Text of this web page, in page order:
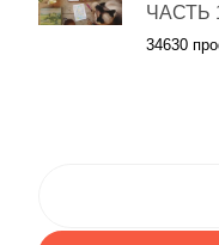
ЧАСТЬ
34630